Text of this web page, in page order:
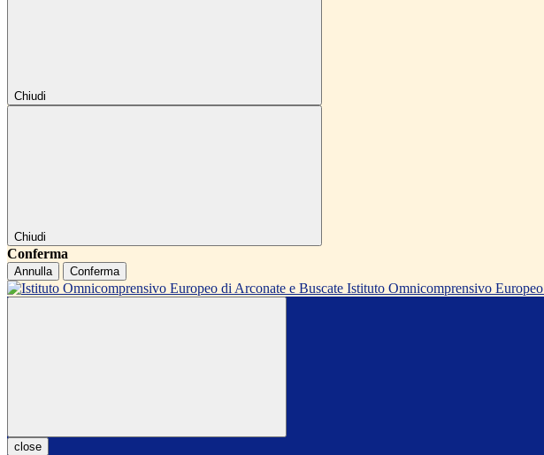
Chiudi
Chiudi
Conferma
Annulla Conferma
Istituto Omnicomprensivo Europeo
close